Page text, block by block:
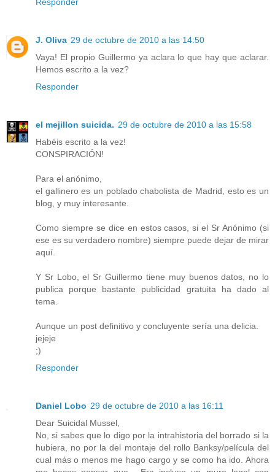
J. Oliva 29 de octubre de 2010 a las 14:50
Vaya! El propio Guillermo ya aclara lo que hay que aclarar.
Hemos escrito a la vez?
Responder
el mejillon suicida. 29 de octubre de 2010 a las 15:58
Habéis escrito a la vez!
CONSPIRACIÓN!
Para el anónimo,
el gallinero es un poblado chabolista de Madrid, esto es un
blog, y muy interesante.
Como siempre se dice en estos casos, si el Sr Anónimo (si
ese es su verdadero nombre) siempre puede dejar de mirar
aquí.
Y Sr Lobo, el Sr Guillermo tiene muy buenos datos, no lo
publica porque bastante publicidad gratuita ha dado al
tema.
Aunque un post definitivo y concluyente sería una delicia.
jejeje
;)
Responder
Daniel Lobo 29 de octubre de 2010 a las 16:11
Dear Suicidal Mussel,
No, si sabes que lo digo por la intrahistoria del borrado si la
hubiera, no por la del montaje del rollo Banksy/película del
cual más o menos me hago cargo y se como ha ido. Ahora